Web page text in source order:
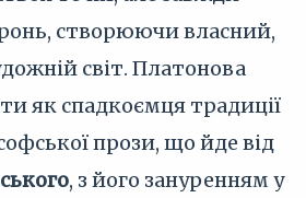
створюючи власний,
світ. Платонова
як спадкоємця традиції
прози, що йде від
, з його зануренням у